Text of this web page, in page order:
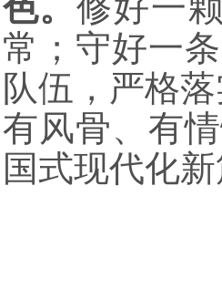
常；守好一
队伍，严格
有风骨、有
国式现代化